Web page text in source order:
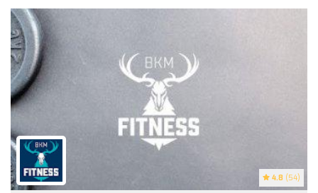
4.8 (54)